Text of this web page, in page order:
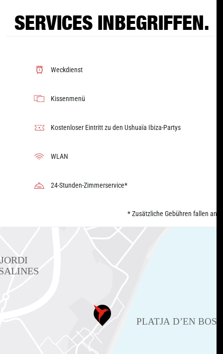
SERVICES INBEGRIFFEN.
Weckdienst
Kissenmenü
Kostenloser Eintritt zu den Ushuaïa Ibiza-Partys
WLAN
24-Stunden-Zimmerservice*
* Zusätzliche Gebühren fallen an